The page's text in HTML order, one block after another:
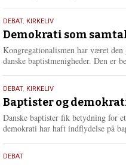
18.
maj
2026
DEBAT, KIRKELIV
Demokrati som
Kongregationalismen har været den
danske baptistmenigheder. Den er
18.
maj
2026
DEBAT, KIRKELIV
Baptister og
Danske baptister fik betydning for
demokrati har haft indflydelse på
18.
DEBAT